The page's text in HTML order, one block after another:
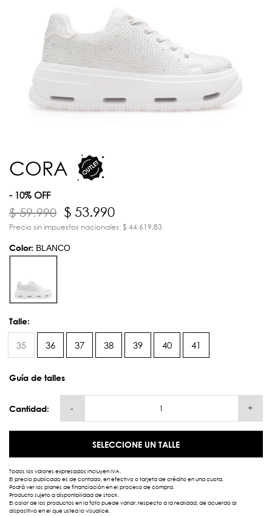
CORA
- 10% OFF
$ 59.990 $ 53.990
Precio sin impuestos nacionales: $ 44.619,83
Color: BLANCO
Talle:
35 36 37 38 39 40 41
Guía de talles
Cantidad: - +
SELECCIONE UN TALLE
Todos los valores expresados incluyen IVA.
El precio publicado es de contado, en efectivo o tarjeta de crédito en una cuota.
Podrá ver los planes de financiación en el proceso de compra.
Producto sujeto a disponibilidad de stock.
El color de los productos en la foto puede variar, respecto a la realidad, de acuerdo al
dispositivo en el que usted lo visualice.